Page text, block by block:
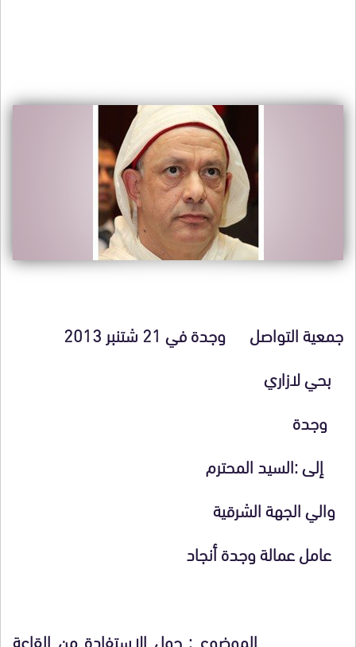
جمعية التواصل وجدة في 21 شتنبر 2013
بحي لازاري
وجدة
إلى :السيد المحترم
والي الجهة الشرقية
عامل عمالة وجدة أنجاد
الموضوع : حول الاستفادة من القاعة